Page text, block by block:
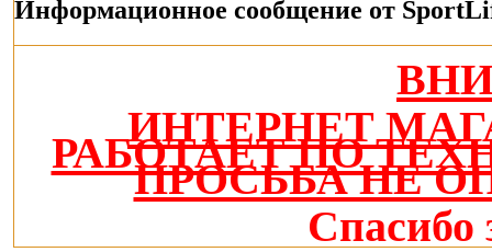
Информационное сообщение от
ИНТЕРНЕТ
РАБОТАЕТ ПО
ПРОСЬБА НЕ
Спасибо